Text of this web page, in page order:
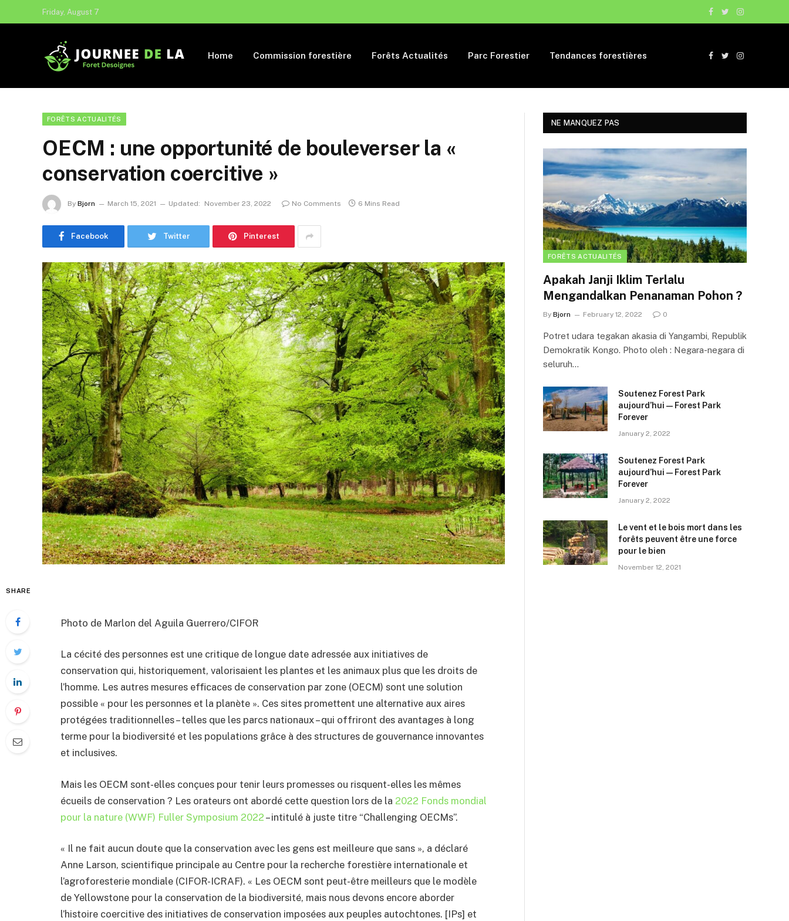
Friday, August 7
Facebook
TwitterInstagram
Home Commission forestière Forêts Actualités Parc Forestier Tendances forestières
Facebook
TwitterInstagram
FORÊTS ACTUALITÉS
OECM : une opportunité de bouleverser la «
conservation coercitive »
By Bjorn March 15, 2021 Updated: November 23, 2022 No Comments 6 Mins Read
Facebook Twitter Pinterest
SHARE
Photo de Marlon del Aguila Guerrero/CIFOR
La cécité des personnes est une critique de longue date adressée aux initiatives de
conservation qui, historiquement, valorisaient les plantes et les animaux plus que les droits de
l’homme. Les autres mesures efficaces de conservation par zone (OECM) sont une solution
possible « pour les personnes et la planète ». Ces sites promettent une alternative aux aires
protégées traditionnelles – telles que les parcs nationaux – qui offriront des avantages à long
terme pour la biodiversité et les populations grâce à des structures de gouvernance innovantes
et inclusives.
Mais les OECM sont-elles conçues pour tenir leurs promesses ou risquent-elles les mêmes
écueils de conservation ? Les orateurs ont abordé cette question lors de la 2022 Fonds mondial
pour la nature (WWF) Fuller Symposium 2022 – intitulé à juste titre “Challenging OECMs”.
« Il ne fait aucun doute que la conservation avec les gens est meilleure que sans », a déclaré
Anne Larson, scientifique principale au Centre pour la recherche forestière internationale et
l’agroforesterie mondiale (CIFOR-ICRAF). « Les OECM sont peut-être meilleurs que le modèle
de Yellowstone pour la conservation de la biodiversité, mais nous devons encore aborder
l’histoire coercitive des initiatives de conservation imposées aux peuples autochtones. [IPs] et
NE MANQUEZ PAS
FORÊTS ACTUALITÉS
Apakah Janji Iklim Terlalu
Mengandalkan Penanaman Pohon ?
By Bjorn February 12, 2022 0
Potret udara tegakan akasia di Yangambi, Republik
Demokratik Kongo. Photo oleh : Negara-negara di
seluruh…
Soutenez Forest Park
aujourd’hui — Forest Park
Forever
January 2, 2022
Soutenez Forest Park
aujourd’hui — Forest Park
Forever
January 2, 2022
Le vent et le bois mort dans les
forêts peuvent être une force
pour le bien
November 12, 2021